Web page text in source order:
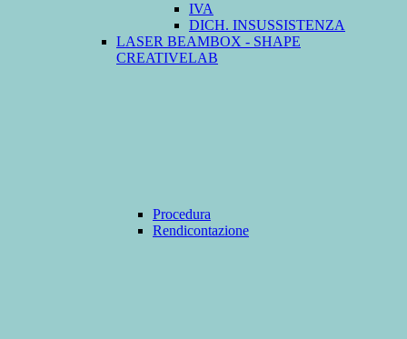
IVA
DICH. INSUSSISTENZA
LASER BEAMBOX - SHAPE
CREATIVELAB
Procedura
Rendicontazione